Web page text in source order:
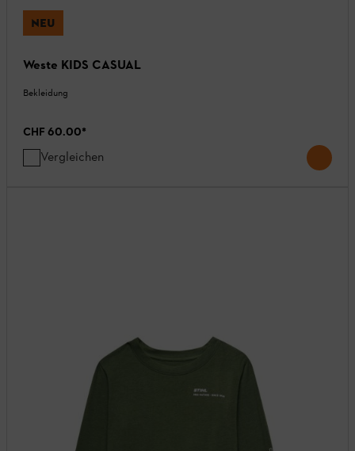
NEU
Weste KIDS CASUAL
Bekleidung
CHF 60.00*
Vergleichen